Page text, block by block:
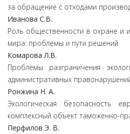
за обращение с отходами
Иванова С.В.
Роль общественности в охране и
мира: проблемы и пути решений
КомароваЛ.В.
Проблемы разграничения
административных
Ронжина Н. А.
Экологическая безопасность
комплексный объект таможенно-
Перфилов Э. В.